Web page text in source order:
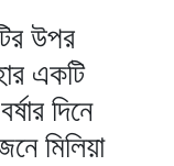
উপর
একটি
দিনে
মিলিয়া